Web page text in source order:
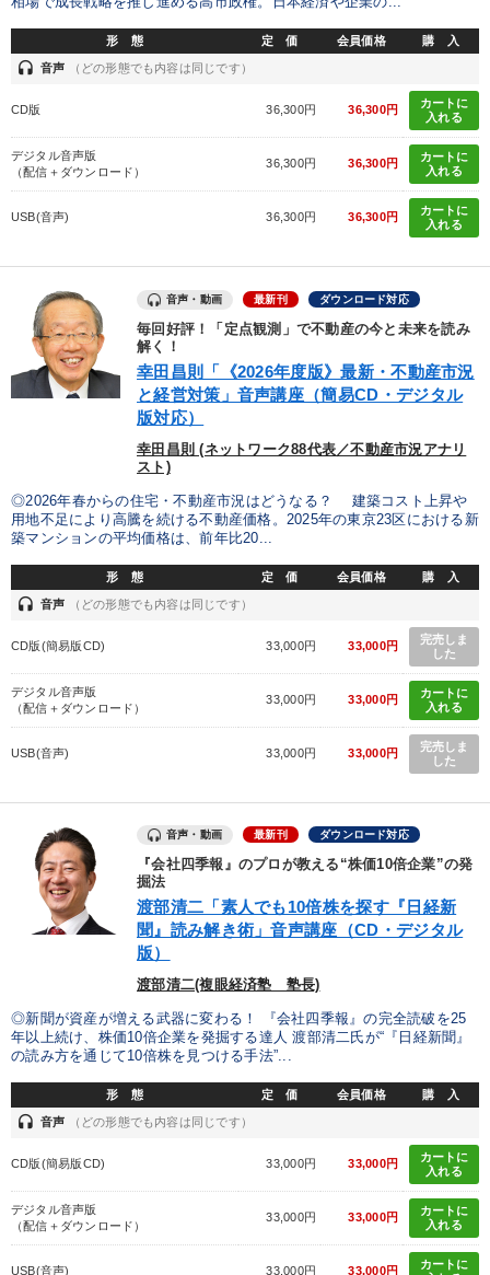
経営リーダーの考え方と戦略を学ぶ
全国経営者セミナー収録〈売れ筋・人気ランキング〉＆新刊・好
評講話
【1月】音声・映像 井上和弘の財務力UP
経営戦略・経営実務 企業戦略に学ぶ 後継社長・アトツギ
【最新刊】時代を超える経営150の言葉＋社長のスピーチ・話材
集２タイトル
目的別
財務・数字力の向上
組織を強化したい 経営体系を学びたい 業績を伸ばしたい
新事業・新商品づくり
キーワード
マネジメント 未来先見 広報・PR
※「更新」を押すと「カテゴリー」「目的別」「キーワード」を更新いただけます。
local_offer タグから探す 更新する
タグ・キーワード
DX 営業 金融
仕事術・ビジネスハック 資産運用 対談・座談会
ビジネスモデル 稲盛和夫
コロナ禍対策 成功哲学 不動産 両利きの経営
ドラッカー FCビジネス 通販 株式市場 早分かり
テレビ・ネットで話題 井上和弘
形 態 定 価 会員価格 購 入
headset 音声 （どの形態でも内容は同じです）
CD版 36,300円 36,300円
カートに
入れる
デジタル音声版
（配信＋ダウンロード）
36,300円 36,300円
カートに
入れる
USB(音声) 36,300円 36,300円
カートに
入れる
音声・動画 最新刊 ダウンロード対応
毎回好評！「定点観測」で不動産の今と未来を読み
解く！
幸田昌則「《2026年度版》最新・不動産市況
と経営対策」音声講座（簡易CD・デジタル
版対応）
幸田昌則 (ネットワーク88代表／不動産市況アナリ
スト)
◎2026年春からの住宅・不動産市況はどうなる？ 建築コスト上昇や
用地不足により高騰を続ける不動産価格。2025年の東京23区における新
築マンションの平均価格は、前年比20...
形 態 定 価 会員価格 購 入
headset 音声 （どの形態でも内容は同じです）
CD版(簡易版CD) 33,000円 33,000円
完売しま
した
デジタル音声版
（配信＋ダウンロード）
33,000円 33,000円
カートに
入れる
USB(音声) 33,000円 33,000円
完売しま
した
音声・動画 最新刊 ダウンロード対応
『会社四季報』のプロが教える“株価10倍企業”の発
掘法
渡部清二「素人でも10倍株を探す『日経新
聞』読み解き術」音声講座（CD・デジタル
版）
渡部清二(複眼経済塾 塾長)
◎新聞が資産が増える武器に変わる！ 『会社四季報』の完全読破を25
年以上続け、株価10倍企業を発掘する達人 渡部清二氏が“『日経新聞』
の読み方を通じて10倍株を見つける手法”...
形 態 定 価 会員価格 購 入
headset 音声 （どの形態でも内容は同じです）
CD版(簡易版CD) 33,000円 33,000円
カートに
入れる
デジタル音声版
（配信＋ダウンロード）
33,000円 33,000円
カートに
入れる
USB(音声) 33,000円 33,000円
カートに